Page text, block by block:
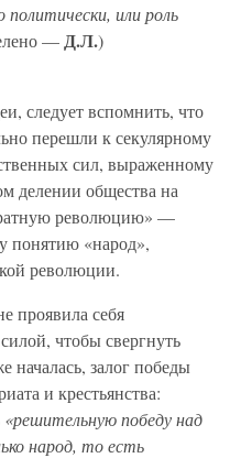
политически, или роль
—Д.Л.)
следует вспомнить, что
перешли к секулярному
сил, выраженному
делении общества на
революцию» —
понятию «народ»,
революции.
проявила себя
чтобы свергнуть
началась, залог победы
и крестьянства:
победу над
народ, то есть